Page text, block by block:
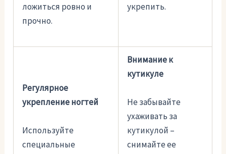
ложиться ровно и
прочно.
укрепить.
Регулярное
укрепление ногтей
Используйте
специальные
Внимание к
кутикуле
Не забывайте
ухаживать за
кутикулой –
снимайте ее